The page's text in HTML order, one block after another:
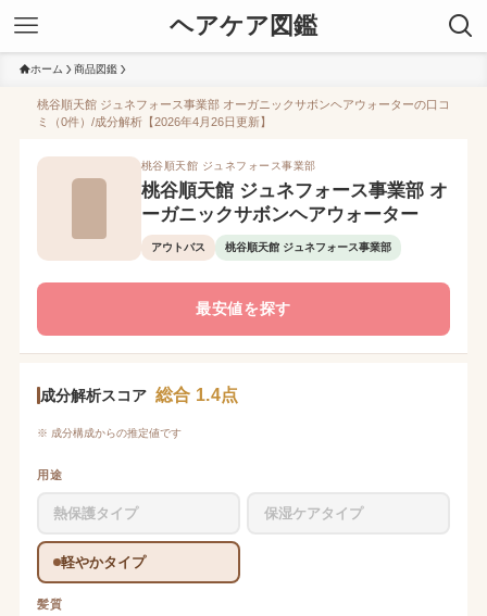
ヘアケア図鑑
ホーム 商品図鑑
桃谷順天館 ジュネフォース事業部 オーガニックサボンヘアウォーターの口コ
ミ（0件）/成分解析【2026年4月26日更新】
桃谷順天館 ジュネフォース事業部
桃谷順天館 ジュネフォース事業部 オ
ーガニックサボンヘアウォーター
アウトバス 桃谷順天館 ジュネフォース事業部
最安値を探す
成分解析スコア 総合 1.4点
※ 成分構成からの推定値です
用途
熱保護タイプ 保湿ケアタイプ
軽やかタイプ
髪質